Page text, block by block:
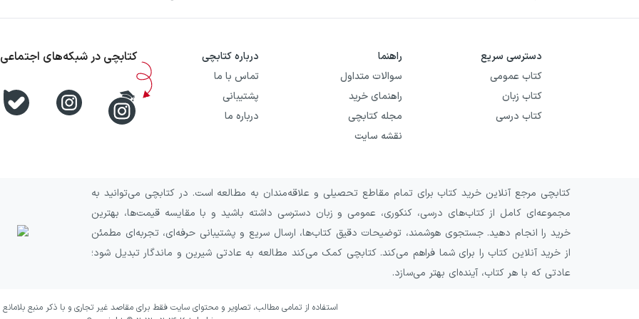
دسترسی سریع
کتاب عمومی
کتاب زبان
کتاب درسی
راهنما
سوالات متداول
راهنمای خرید
مجله کتابچی
نقشه سایت
درباره کتابچی
تماس با ما
پشتیبانی
درباره ما
کتابچی در شبکه‌های اجتماعی
کتابچی مرجع آنلاین خرید کتاب برای تمام مقاطع تحصیلی و علاقه‌مندان به مطالعه است. در کتابچی می‌توانید به
مجموعه‌ای کامل از کتاب‌های درسی، کنکوری، عمومی و زبان دسترسی داشته باشید و با مقایسه قیمت‌ها، بهترین
خرید را انجام دهید. جستجوی هوشمند، توضیحات دقیق کتاب‌ها، ارسال سریع و پشتیبانی حرفه‌ای، تجربه‌ای مطمئن
از خرید آنلاین کتاب را برای شما فراهم می‌کند. کتابچی کمک می‌کند مطالعه به عادتی شیرین و ماندگار تبدیل شود؛
عادتی که با هر کتاب، آینده‌ای بهتر می‌سازد.
استفاده از تمامی مطالب، تصاویر و محتوای سایت فقط برای مقاصد غیر تجاری و با ذکر منبع